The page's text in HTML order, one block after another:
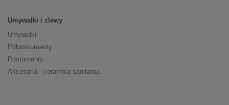
Umywalki i zlewy
Umywalki
Półpostumenty
Postumenty
Akcesoria - ceramika sanitarna